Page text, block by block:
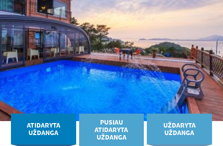
ATIDARYTA
UŽDANGA
PUSIAU
ATIDARYTA
UŽDANGA
UŽDARYTA
UŽDANGA